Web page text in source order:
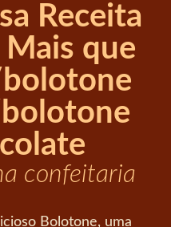
Receita
que
confeitaria
Bolotone, uma